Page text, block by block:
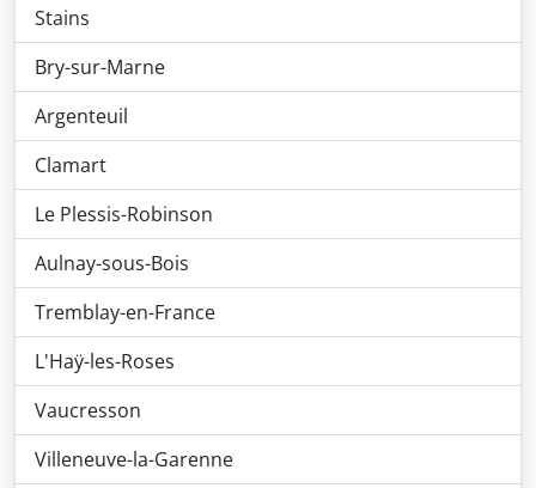
Stains
Bry-sur-Marne
Argenteuil
Clamart
Le Plessis-Robinson
Aulnay-sous-Bois
Tremblay-en-France
L'Haÿ-les-Roses
Vaucresson
Villeneuve-la-Garenne